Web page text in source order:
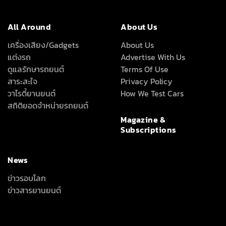
All Around
เครื่องเสียง/Gadgets
แต่งรถ
ดูแลรักษารถยนต์
สาระสะใจ
วาไรตี้ยานยนต์
สถิติยอดจำหน่ายรถยนต์
About Us
About Us
Advertise With Us
Terms Of Use
Privacy Policy
How We Test Cars
Magazine &
Subscriptions
News
ข่าวรอบโลก
ข่าวสารยานยนต์